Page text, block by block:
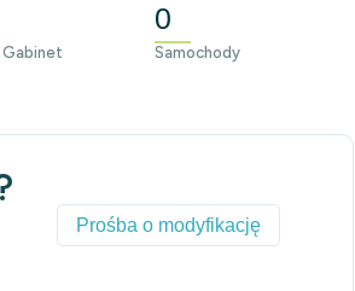
Gabinet
0
Samochody
Prośba o modyfikację